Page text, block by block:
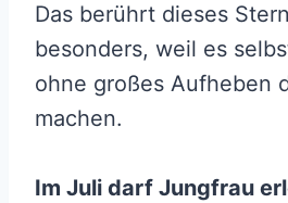
Das berührt dieses
besonders, weil es
ohne großes Aufheben
machen.
Im Juli darf Jungfrau